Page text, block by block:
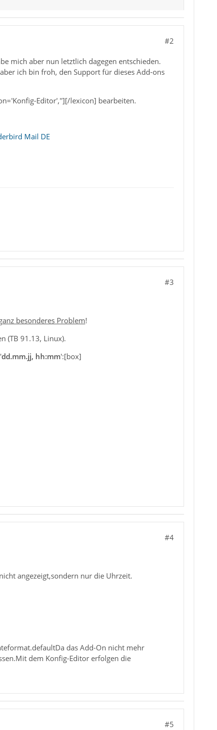
#2
mich aber nun letztlich dagegen entschieden.
ich bin froh, den Support für dieses Add-ons
Editor',''][/lexicon] bearbeiten.
Mail DE
#3
besonderes Problem!
(TB 91.13, Linux).
dd.mm.jj, hh:mm':[box]
#4
angezeigt,sondern nur die Uhrzeit.
das Add-On nicht mehr
dem Konfig-Editor erfolgen die
#5